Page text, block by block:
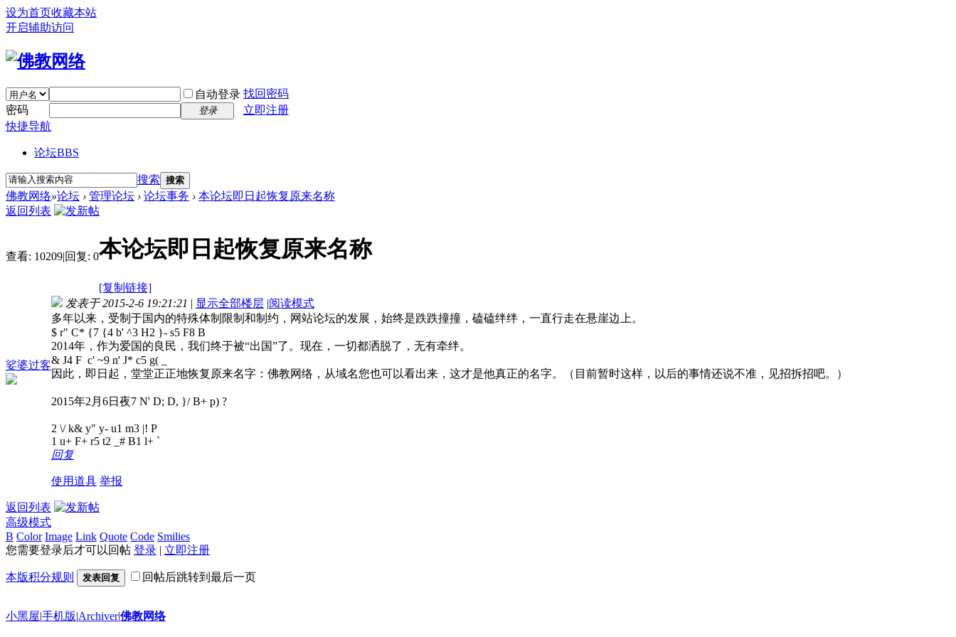
设为首页收藏本站
开启辅助访问
自动登录 找回密码
密码
登录
立即注册
快捷导航
论坛BBS
搜索 搜索
佛教网络»论坛 › 管理论坛 › 论坛事务 › 本论坛即日起恢复原来名称
返回列表
查看: 10209|回复: 0本论坛即日起恢复原来名称
[复制链接]
娑婆过客
发表于 2015-2-6 19:21:21 | 显示全部楼层 |阅读模式
多年以来，受制于国内的特殊体制限制和制约，网站论坛的发展，始终是跌跌撞撞，磕磕绊绊，一直行走在悬崖边上。
$ r" C* {7 {4 b' ^3 H2 }- s5 F8 B
2014年，作为爱国的良民，我们终于被“出国”了。现在，一切都洒脱了，无有牵绊。
& J4 F c' ~9 n' J* c5 g( _
因此，即日起，堂堂正正地恢复原来名字：佛教网络，从域名您也可以看出来，这才是他真正的名字。（目前暂时这样，以后的事情还说不准，见招拆招吧。）
2015年2月6日夜7 N' D; D, }/ B+ p) ?
2 \/ k& y" y- u1 m3 |! P
1 u+ F+ r5 t2 _# B1 l+ `
回复
使用道具 举报
返回列表
高级模式
B Color Image Link Quote Code Smilies
您需要登录后才可以回帖 登录 | 立即注册
本版积分规则 发表回复 回帖后跳转到最后一页
小黑屋|手机版|Archiver|佛教网络